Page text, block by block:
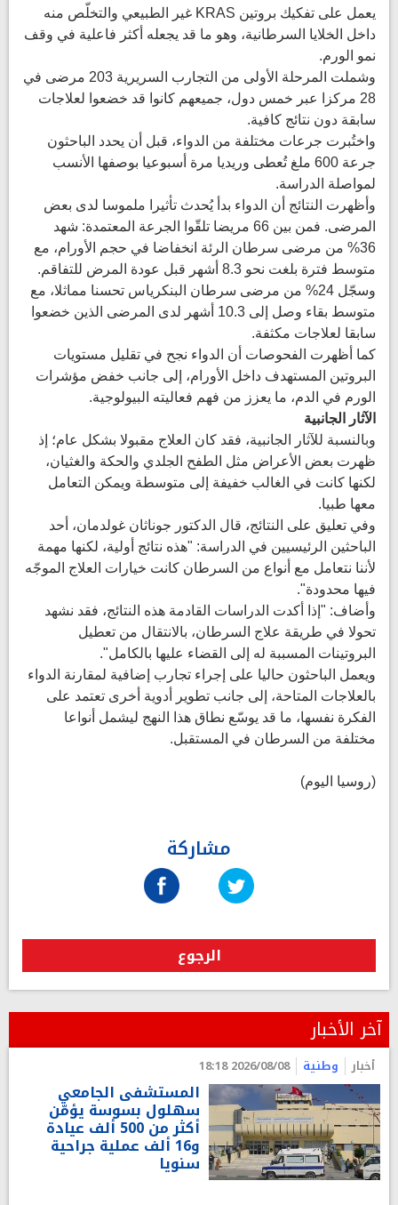
يعمل على تفكيك بروتين KRAS غير الطبيعي والتخلّص منه
داخل الخلايا السرطانية، وهو ما قد يجعله أكثر فاعلية في وقف
نمو الورم.
وشملت المرحلة الأولى من التجارب السريرية 203 مرضى في
28 مركزا عبر خمس دول، جميعهم كانوا قد خضعوا لعلاجات
سابقة دون نتائج كافية.
واختُبرت جرعات مختلفة من الدواء، قبل أن يحدد الباحثون
جرعة 600 ملغ تُعطى وريديا مرة أسبوعيا بوصفها الأنسب
لمواصلة الدراسة.
وأظهرت النتائج أن الدواء بدأ يُحدث تأثيرا ملموسا لدى بعض
المرضى. فمن بين 66 مريضا تلقّوا الجرعة المعتمدة: شهد
36% من مرضى سرطان الرئة انخفاضا في حجم الأورام، مع
متوسط فترة بلغت نحو 8.3 أشهر قبل عودة المرض للتفاقم.
وسجّل 24% من مرضى سرطان البنكرياس تحسنا مماثلا، مع
متوسط بقاء وصل إلى 10.3 أشهر لدى المرضى الذين خضعوا
سابقا لعلاجات مكثفة.
كما أظهرت الفحوصات أن الدواء نجح في تقليل مستويات
البروتين المستهدف داخل الأورام، إلى جانب خفض مؤشرات
الورم في الدم، ما يعزز من فهم فعاليته البيولوجية.
الآثار الجانبية
وبالنسبة للآثار الجانبية، فقد كان العلاج مقبولا بشكل عام؛ إذ
ظهرت بعض الأعراض مثل الطفح الجلدي والحكة والغثيان،
لكنها كانت في الغالب خفيفة إلى متوسطة ويمكن التعامل
معها طبيا.
وفي تعليق على النتائج، قال الدكتور جوناثان غولدمان، أحد
الباحثين الرئيسيين في الدراسة: "هذه نتائج أولية، لكنها مهمة
لأننا نتعامل مع أنواع من السرطان كانت خيارات العلاج الموجّه
فيها محدودة".
وأضاف: "إذا أكدت الدراسات القادمة هذه النتائج، فقد نشهد
تحولا في طريقة علاج السرطان، بالانتقال من تعطيل
البروتينات المسببة له إلى القضاء عليها بالكامل".
ويعمل الباحثون حاليا على إجراء تجارب إضافية لمقارنة الدواء
بالعلاجات المتاحة، إلى جانب تطوير أدوية أخرى تعتمد على
الفكرة نفسها، ما قد يوسّع نطاق هذا النهج ليشمل أنواعا
مختلفة من السرطان في المستقبل.
(روسيا اليوم)
مشاركة
الرجوع
آخر الأخبار
أخبار وطنية 2026/08/08 18:18
المستشفى الجامعي
سهلول بسوسة يؤمّن
أكثر من 500 ألف عيادة
و16 ألف عملية جراحية
سنويا